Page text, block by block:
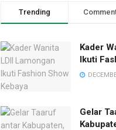
Trending
Kader
Ikuti
Gelar